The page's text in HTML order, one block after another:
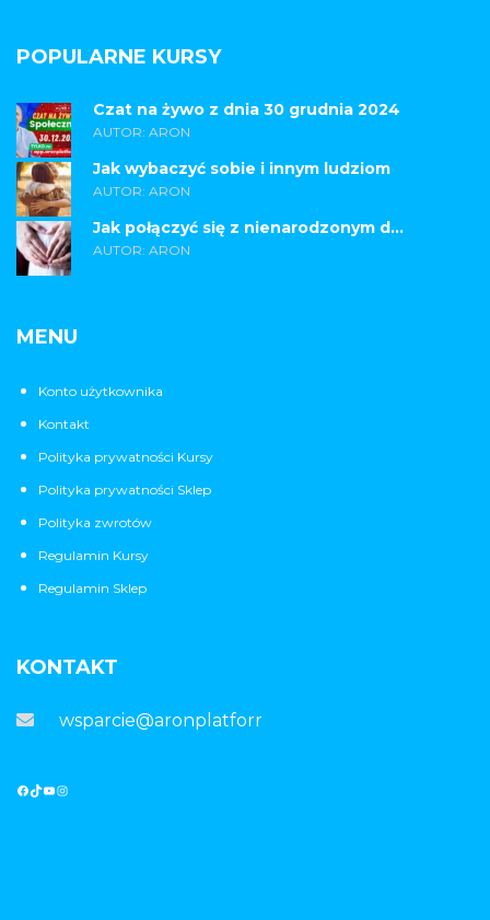
POPULARNE KURSY
Czat na żywo z dnia 30 grudnia 2024
AUTOR: ARON
Jak wybaczyć sobie i innym ludziom
AUTOR: ARON
Jak połączyć się z nienarodzonym d...
AUTOR: ARON
MENU
Konto użytkownika
Kontakt
Polityka prywatności Kursy
Polityka prywatności Sklep
Polityka zwrotów
Regulamin Kursy
Regulamin Sklep
KONTAKT
wsparcie@aronplatforma.pl